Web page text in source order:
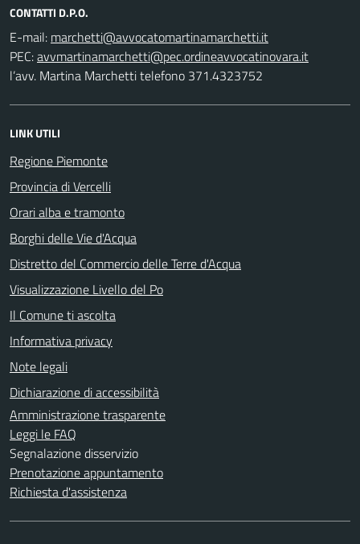
CONTATTI D.P.O.
E-mail:
PEC:
l’avv. Martina Marchetti telefono 371.4323752
LINK UTILI
Regione Piemonte
Provincia di Vercelli
Orari alba e tramonto
Borghi delle Vie d'Acqua
Distretto del Commercio delle Terre d'Acqua
Visualizzazione Livello del Po
Il Comune ti ascolta
Informativa privacy
Note legali
Dichiarazione di accessibilità
Amministrazione trasparente
Leggi le FAQ
Segnalazione disservizio
Prenotazione appuntamento
Richiesta d'assistenza